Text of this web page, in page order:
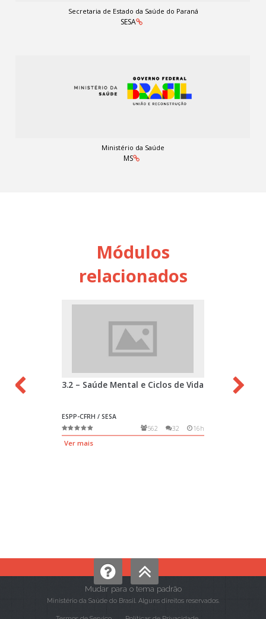
Secretaria de Estado da Saúde do Paraná
SESA
Ministério da Saúde
MS
Módulos
relacionados
Mudar para o tema padrão
Ministério da Saúde do Brasil. Alguns direitos reservados.